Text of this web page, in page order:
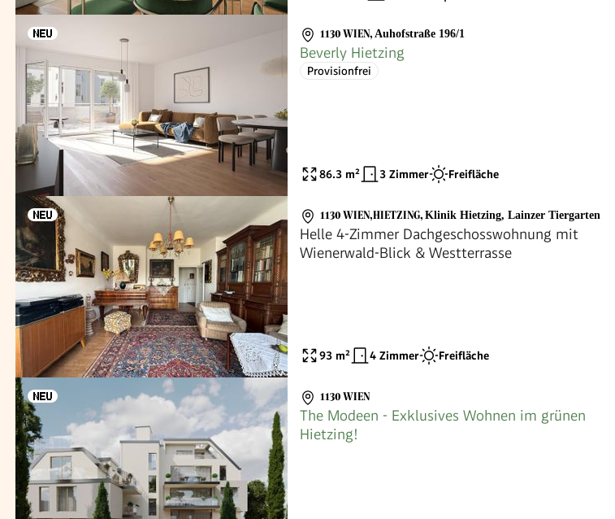
1130 WIEN, Auhofstraße 196/1
Beverly Hietzing
Provisionfrei
86.3 m² 3 Zimmer Freifläche
1130 WIEN,HIETZING, Klinik Hietzing, Lainzer Tiergarten
Helle 4-Zimmer Dachgeschosswohnung mit
Wienerwald-Blick & Westterrasse
93 m² 4 Zimmer Freifläche
1130 WIEN
The Modeen - Exklusives Wohnen im grünen
Hietzing!